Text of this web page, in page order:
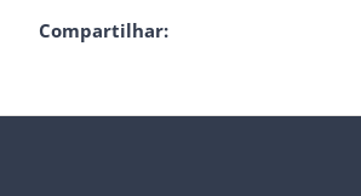
Compartilhar: